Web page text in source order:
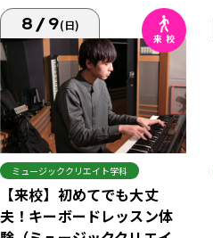
8/9(日)
ミュージッククリエイト学科
【来校】初めてでも大丈
夫！キーボードレッスン体